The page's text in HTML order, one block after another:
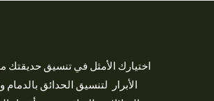
اختيارك الأمثل في تنسيق
الأبرار لتنسيق الحدائق بالدمام